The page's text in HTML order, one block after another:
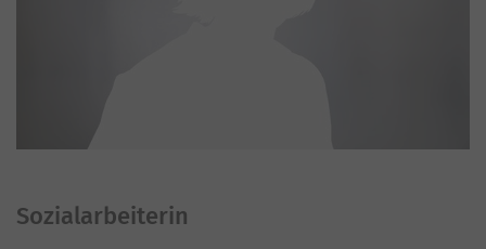
Sozialarbeiterin